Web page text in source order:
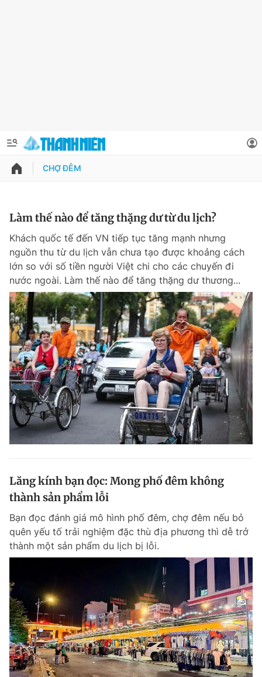
QUẢNG CÁO
Chuyên mục
Chuyên mục khác
Chào ngày mới Tin 24h
Tin thị trường Tin 360
Video Magazine
Sản phẩm khác
Tiện ích Bạn cần biết
Thông tin tòa soạn Liên hệ quảng cáo
Theo dõi báo trên
Hotline Liên hệ quảng cáo
Thông tin tài khoản
Đổi mật khẩu
Tin đã lưu
Tin đã xem
Đăng xuất
CHỢ ĐÊM
Làm thế nào để tăng thặng dư từ du lịch?
Khách quốc tế đến VN tiếp tục tăng mạnh nhưng
nguồn thu từ du lịch vẫn chưa tạo được khoảng cách
lớn so với số tiền người Việt chi cho các chuyến đi
nước ngoài. Làm thế nào để tăng thặng dư thương...
Lăng kính bạn đọc: Mong phố đêm không
thành sản phẩm lỗi
Bạn đọc đánh giá mô hình phố đêm, chợ đêm nếu bỏ
quên yếu tố trải nghiệm đặc thù địa phương thì dễ trở
thành một sản phẩm du lịch bị lỗi.